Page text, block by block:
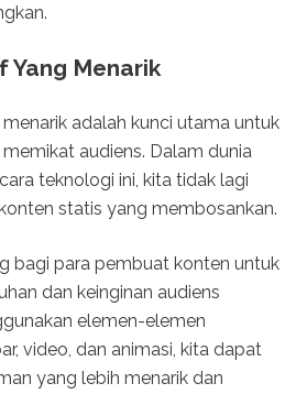
Yang Menarik
adalah kunci utama untuk
audiens. Dalam dunia
teknologi ini, kita tidak lagi
statis yang membosankan.
bagi para pembuat konten untuk
dan keinginan audiens
elemen-elemen
video, dan animasi, kita dapat
yang lebih menarik dan